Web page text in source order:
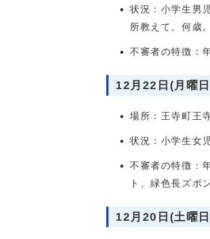
状況：小学生男
所教えて。何歳
不審者の特徴：
12月22日(月曜
場所：王寺町王
状況：小学生女
不審者の特徴：
ト、緑色長ズボ
12月20日(土曜